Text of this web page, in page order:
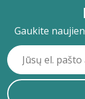
Gaukite